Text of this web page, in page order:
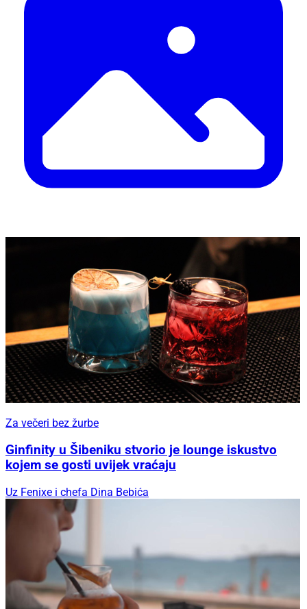
Za večeri bez žurbe
Ginfinity u Šibeniku stvorio je lounge iskustvo
kojem se gosti uvijek vraćaju
Uz Fenixe i chefa Dina Bebića